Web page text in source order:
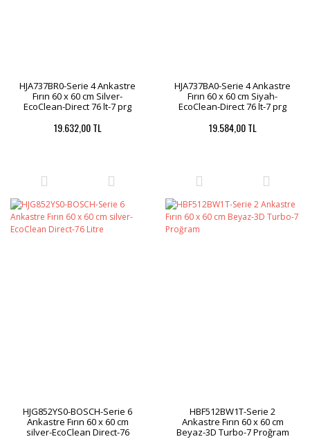
HJA737BR0-Serie 4 Ankastre
Fırın 60 x 60 cm Silver-
EcoClean-Direct 76 lt-7 prg
19.632,00 TL
HJA737BA0-Serie 4 Ankastre
Fırın 60 x 60 cm Siyah-
EcoClean-Direct 76 lt-7 prg
19.584,00 TL
HJG852YS0-BOSCH-Serie 6
Ankastre Fırın 60 x 60 cm
silver-EcoClean Direct-76
HBF512BW1T-Serie 2
Ankastre Fırın 60 x 60 cm
Beyaz-3D Turbo-7 Proğram